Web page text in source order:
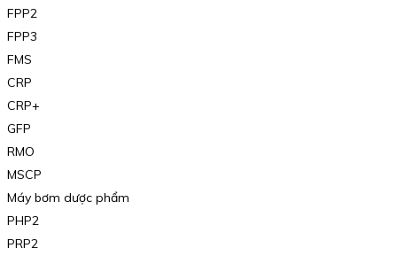
FPP2
FPP3
FMS
CRP
CRP+
GFP
RMO
MSCP
Máy bơm dược phẩm
PHP2
PRP2